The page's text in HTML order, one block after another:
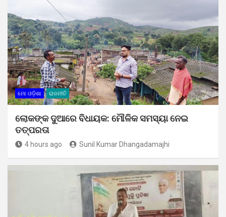
ମୋ ଓଡ଼ିଶା ରାଜନୀତି
ଲୋକଙ୍କ ଦୁଆରେ ବିଧାୟକ: ମୌଳିକ ସମସ୍ୟା ନେଇ
ତତ୍ପରତା
4 hours ago Sunil Kumar Dhangadamajhi